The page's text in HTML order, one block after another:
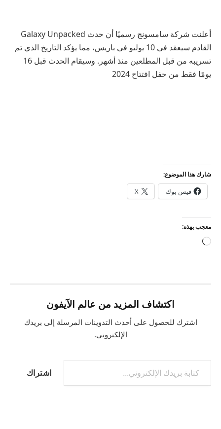
أعلنت شركة سامسونج رسميًا أن حدث Galaxy Unpacked
القادم سيعقد في 10 يوليو في باريس، مما يؤكد التاريخ الذي تم
تسريبه من قبل المطلعين منذ أشهر. وسيقام الحدث قبل 16
يومًا فقط من حفل افتتاح 2024
شارك هذا الموضوع:
فيس بوك X
معجب بهذه:
جاري
اكتشاف المزيد من عالم الآيفون
اشترك للحصول على أحدث التدوينات المرسلة إلى بريدك
الإلكتروني.
كتابة بريدك الإلكتروني...
اشتراك